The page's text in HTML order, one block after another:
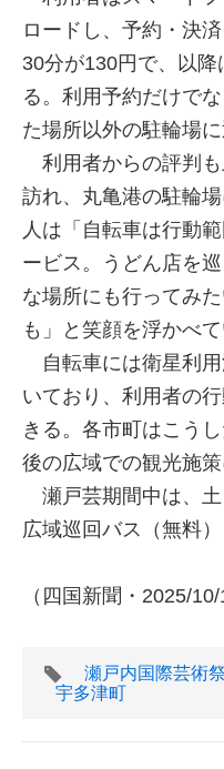
ロードし、予約・決
30分が130円で、以
る。利用予約だけで
た場所以外の駐輪場に
利用者からの評判も
訪れ、丸亀港の駐輪
人は「自転車は行動
ービス。うどん店を
な場所にも行ってみ
も」と笑顔を浮かべて
自転車には衛星利
いており、利用者の
きる。各市町はこう
後の広域での観光施
瀬戸芸期間中は、
広域巡回バス（無料）
（四国新聞・2025/10/
タ
グ
瀬戸内国際芸術祭
宇多津町